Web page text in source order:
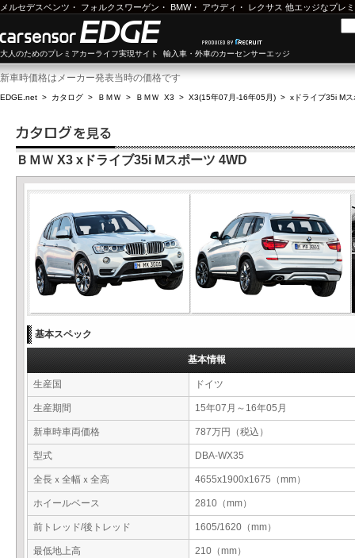
メルセデスベンツ ・ フォルクスワーゲン ・ BMW・ アウディ ・ レクサス 他エッジなプレ
大人のためのプレミアカーライフ実現サイト 輸入車・外車のカーセンサーエッジ
新車時価格はメーカー発表当時の価格です
EDGE.net > カタログ > ＢＭＷ > ＢＭＷ X3 > X3(15年07月-16年05月) > xドライブ35i M
ＢＭＷ X3 xドライブ35i Mスポーツ 4WD
基本スペック
基本情報
生産国 ドイツ
生産期間 15年07月～16年05月
新車時車両価格 787万円（税込）
型式 DBA-WX35
全長ｘ全幅ｘ全高 4655x1900x1675（mm）
ホイールベース 2810（mm）
前トレッド/後トレッド 1605/1620（mm）
最低地上高 210（mm）